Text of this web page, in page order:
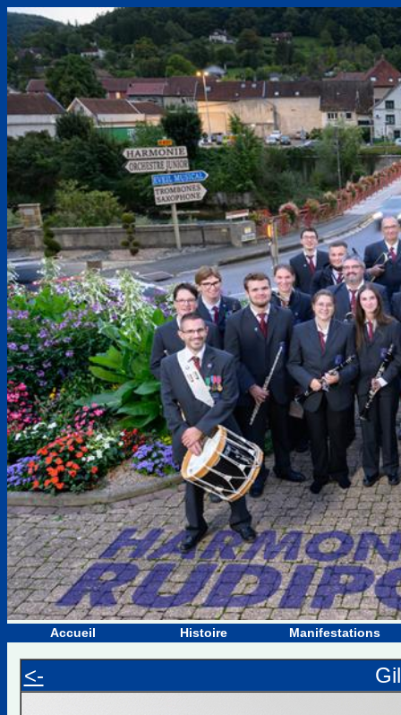
Accueil Histoire Manifestations
<-